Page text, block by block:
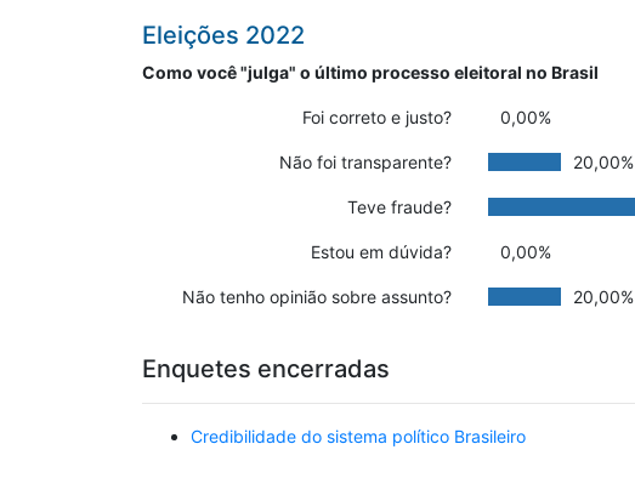
Eleições 2022
Como você "julga" o último processo eleitoral no Brasil
Foi correto e justo? 0,00%
Não foi transparente? 20,00%
Teve fraude?
Estou em dúvida? 0,00%
Não tenho opinião sobre assunto? 20,00%
Enquetes encerradas
Credibilidade do sistema político Brasileiro